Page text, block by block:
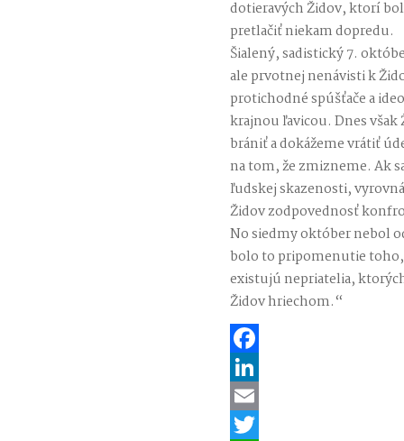
dotieravých Židov, ktorí
pretlačiť niekam dopredu.
Šialený, sadistický 7.
ale prvotnej nenávisti k
protichodné spúšťače a
krajnou ľavicou. Dnes však
brániť a dokážeme vrátiť
na tom, že zmizneme. Ak
ľudskej skazenosti,
Židov zodpovednosť
No siedmy október nebol
bolo to pripomenutie toho,
existujú nepriatelia,
Židov hriechom.“
Facebook
LinkedIn
Email